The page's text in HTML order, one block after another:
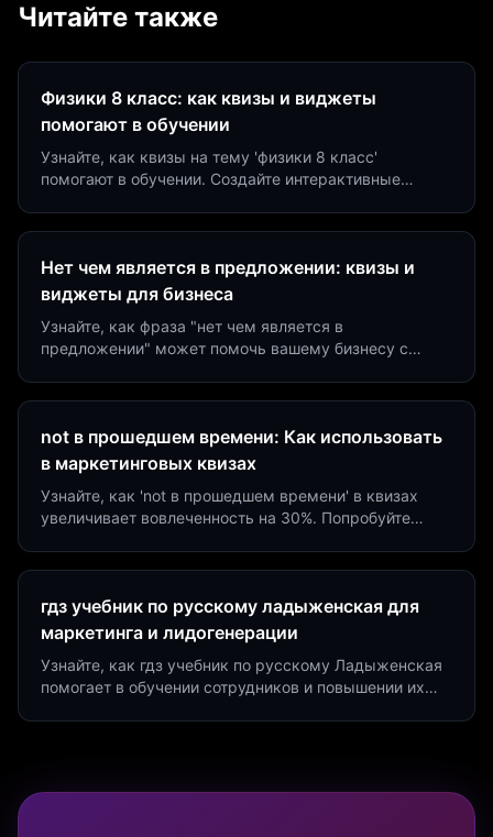
Читайте также
Физики 8 класс: как квизы и виджеты
помогают в обучении
Узнайте, как квизы на тему 'физики 8 класс'
помогают в обучении. Создайте интерактивные
Нет чем является в предложении: квизы и
виджеты для бизнеса
Узнайте, как фраза "нет чем является в
предложении" может помочь вашему бизнесу с
not в прошедшем времени: Как использовать
в маркетинговых квизах
Узнайте, как 'not в прошедшем времени' в квизах
увеличивает вовлеченность на 30%. Попробуйте
гдз учебник по русскому ладыженская для
маркетинга и лидогенерации
Узнайте, как гдз учебник по русскому Ладыженская
помогает в обучении сотрудников и повышении их